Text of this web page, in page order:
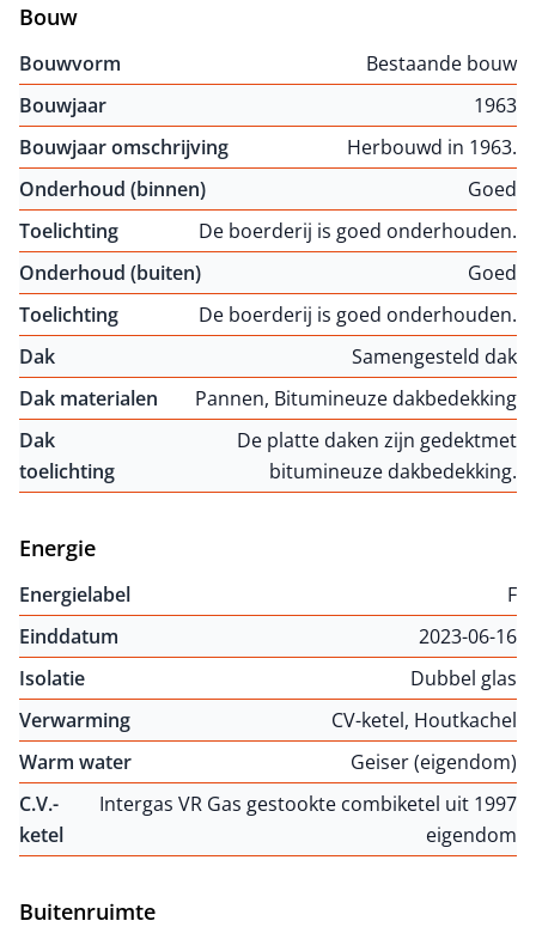
Bouw
Bouwvorm
Bestaande bouw
Bouwjaar
1963
Bouwjaar omschrijving
Herbouwd in 1963.
Onderhoud (binnen)
Goed
Toelichting
De boerderij is goed onderhouden.
Onderhoud (buiten)
Goed
Toelichting
De boerderij is goed onderhouden.
Dak
Samengesteld dak
Dak materialen
Pannen, Bitumineuze dakbedekking
Dak
toelichting
De platte daken zijn gedektmet
bitumineuze dakbedekking.
Energie
Energielabel
F
Einddatum
2023-06-16
Isolatie
Dubbel glas
Verwarming
CV-ketel, Houtkachel
Warm water
Geiser (eigendom)
C.V.-
ketel
Intergas VR Gas gestookte combiketel uit 1997
eigendom
Buitenruimte